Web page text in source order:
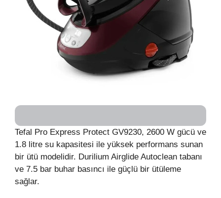
Tefal Pro Express Protect GV9230, 2600 W gücü ve
1.8 litre su kapasitesi ile yüksek performans sunan
bir ütü modelidir. Durilium Airglide Autoclean tabanı
ve 7.5 bar buhar basıncı ile güçlü bir ütüleme
sağlar.